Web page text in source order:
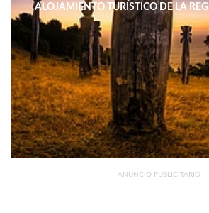
ALOJAMIENTO TURÍSTICO DE LA
DISMINUYERON 15,4%
ANUNCIO PUBLICITARIO